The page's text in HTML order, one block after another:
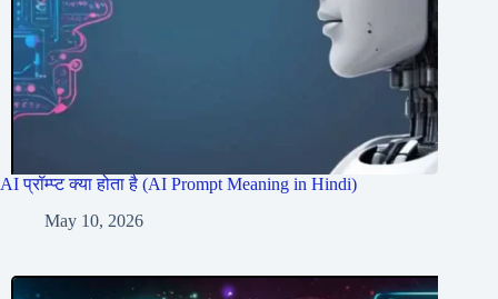
AI प्रॉम्प्ट क्या होता है (AI Prompt Meaning in Hindi)
May 10, 2026